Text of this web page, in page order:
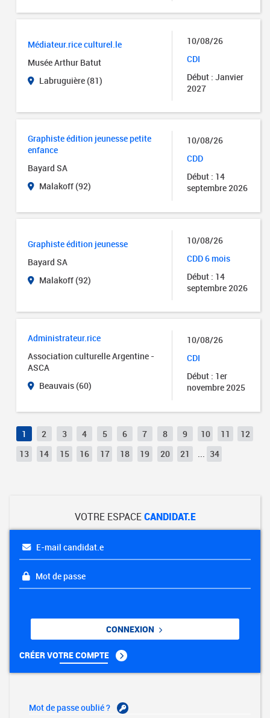
Médiateur.rice culturel.le
Musée Arthur Batut
Labruguière (81)
10/08/26
CDI
Début : Janvier
2027
Graphiste édition jeunesse petite
enfance
Bayard SA
Malakoff (92)
10/08/26
CDD
Début : 14
septembre 2026
Graphiste édition jeunesse
Bayard SA
Malakoff (92)
10/08/26
CDD 6 mois
Début : 14
septembre 2026
Administrateur.rice
Association culturelle Argentine -
ASCA
Beauvais (60)
10/08/26
CDI
Début : 1er
novembre 2025
1 2 3 4 5 6 7 8 9 10 11
12
13
14 15 16 17 18 19 20 21 ... 34
VOTRE ESPACECANDIDAT.E
E-mail candidat.e
Mot de passe
CONNEXION
CRÉER VOTRE COMPTE
Mot de passe oublié ?